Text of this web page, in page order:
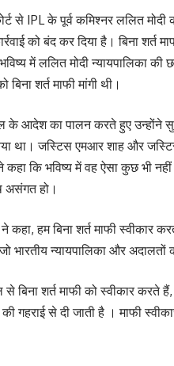
से IPL के पूर्व कम‍िश्‍नर ललित मोदी
को बंद कर द‍िया है। बिना शर्त
में ललित मोदी न्यायपालिका
शर्त माफी मांगी थी।
के आदेश का पालन करते हुए उन्होंने
था। जस्टिस एमआर शाह और
कहा कि भविष्य में वह ऐसा कुछ भी
असंगत हो।
कहा, हम बिना शर्त माफी स्वीकार
भारतीय न्यायपालिका और
बिना शर्त माफी को स्वीकार करते
गहराई से दी जाती है । माफी